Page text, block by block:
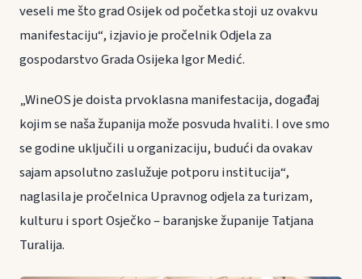
veseli me što grad Osijek od početka stoji uz ovakvu
manifestaciju“, izjavio je pročelnik Odjela za
gospodarstvo Grada Osijeka Igor Medić.
„WineOS je doista prvoklasna manifestacija, događaj
kojim se naša županija može posvuda hvaliti. I ove smo
se godine uključili u organizaciju, budući da ovakav
sajam apsolutno zaslužuje potporu institucija“,
naglasila je pročelnica Upravnog odjela za turizam,
kulturu i sport Osječko – baranjske županije Tatjana
Turalija.